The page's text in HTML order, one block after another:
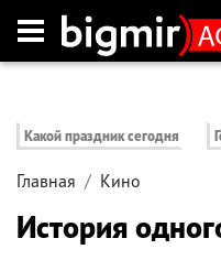
Какой праздник сегодня
Главная Кино
История